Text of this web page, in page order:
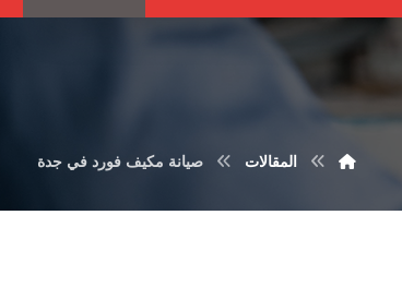
المقالات صيانة مكيف فورد في جدة